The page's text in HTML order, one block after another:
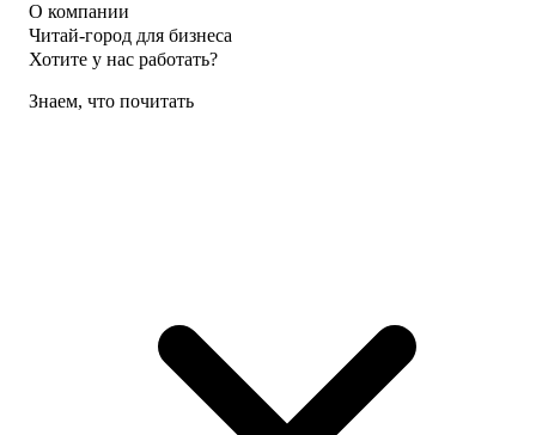
О компании
Читай-город для бизнеса
Хотите у нас работать?
Знаем, что почитать